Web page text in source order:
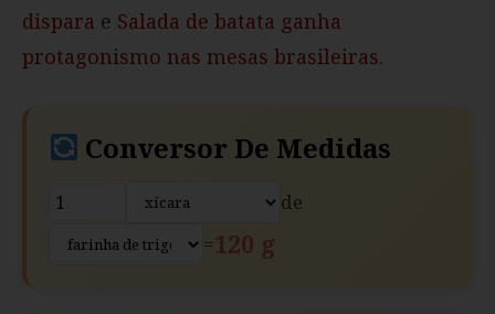
dispara e Salada de batata ganha
protagonismo nas mesas brasileiras.
Conversor De Medidas
de
=120 g